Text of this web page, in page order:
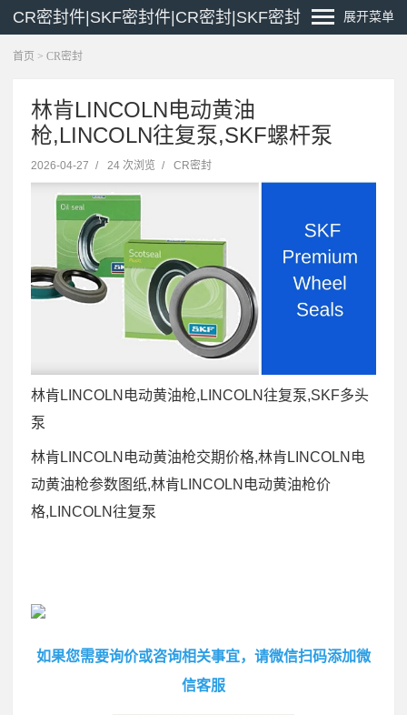
CR密封件|SKF密封件|CR密封|SKF密封 展开菜单
首页 > CR密封
林肯LINCOLN电动黄油
枪,LINCOLN往复泵,SKF螺杆泵
2026-04-27 / 24 次浏览 / CR密封
林肯LINCOLN电动黄油枪,LINCOLN往复泵,SKF多头
泵
林肯LINCOLN电动黄油枪交期价格,林肯LINCOLN电
动黄油枪参数图纸,林肯LINCOLN电动黄油枪价
格,LINCOLN往复泵
如果您需要询价或咨询相关事宜，请微信扫码添加微
信客服